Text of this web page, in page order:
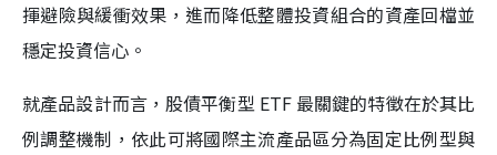
揮避險與緩衝效果，進而降低整體投資組合的資產回檔並
穩定投資信心。
就產品設計而言，股債平衡型 ETF 最關鍵的特徵在於其比
例調整機制，依此可將國際主流產品區分為固定比例型與